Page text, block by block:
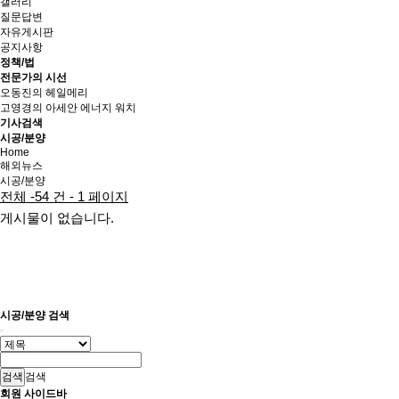
질문답변
자유게시판
공지사항
정책/법
전문가의 시선
오동진의 헤일메리
고영경의 아세안 에너지 워치
기사검색
시공/분양
Home
해외뉴스
시공/분양
전체 -54 건 - 1 페이지
게시물이 없습니다.
시공/분양 검색
검색
회원 사이드바